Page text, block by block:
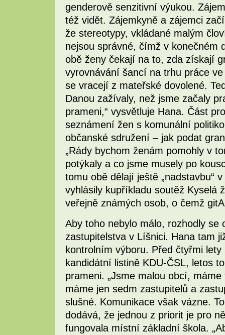
genderově senzitivní výukou.
též vidět. Zájemkyně a zájemci
že stereotypy, vkládané malým
nejsou správné, čímž v konečném
obě ženy čekají na to, zda získají
vyrovnávání šancí na trhu práce
se vracejí z mateřské dovolené.
Danou zažívaly, než jsme začaly
prameni,“ vysvětluje Hana. Část
seznámení žen s komunální
občanské sdružení – jak podat
„Rády bychom ženám pomohly v
potýkaly a co jsme musely po
tomu obě dělají ještě „nadstavbu“
vyhlásily kupříkladu soutěž Kyselá
veřejně známých osob, o čemž
Aby toho nebylo málo, rozhodly se
zastupitelstva v Líšnici. Hana tam
kontrolním výboru. Před čtyřmi
kandidátní listině KDU-ČSL, letos
prameni. „Jsme malou obcí,
máme jen sedm zastupitelů a
slušné. Komunikace však vázne.
dodává, že jednou z priorit je pro
fungovala místní základní škola.